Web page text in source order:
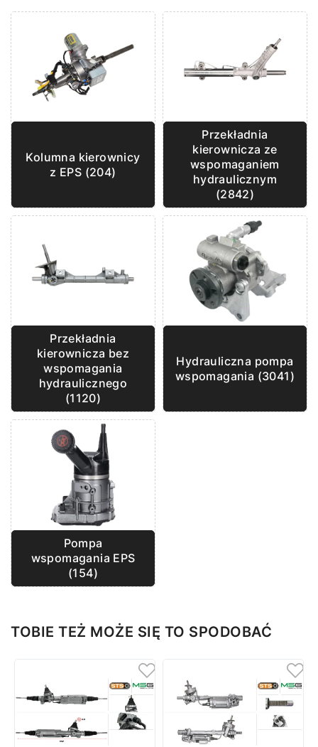
Kolumna kierownicy
z EPS (204)
Przekładnia
kierownicza ze
wspomaganiem
hydraulicznym
(2842)
Przekładnia
kierownicza bez
wspomagania
hydraulicznego
(1120)
Hydrauliczna pompa
wspomagania (3041)
Pompa
wspomagania EPS
(154)
TOBIE TEŻ MOŻE SIĘ TO SPODOBAĆ